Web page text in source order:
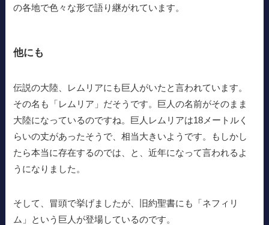
の各地で色々な形で語り継がれています。
他にも
伝説の大陸、レムリアにも巨人がいたと言われています。
その名も「レムリア」だそうです。巨人の名前がそのまま
大陸になっているのですね。巨人レムリアは18メートルく
らいの丈があったそうで、相当大きいようです。もしかし
たら本当に存在するのでは、と、近年になって言われるよ
うになりました。
そして、冒頭で挙げましたが、旧約聖書にも「ネフィリ
ム」という巨人が登場しているのです。